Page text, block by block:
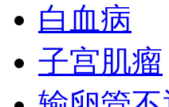
白血病
子宫肌瘤